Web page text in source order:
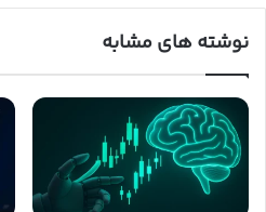
نوشته های مشابه